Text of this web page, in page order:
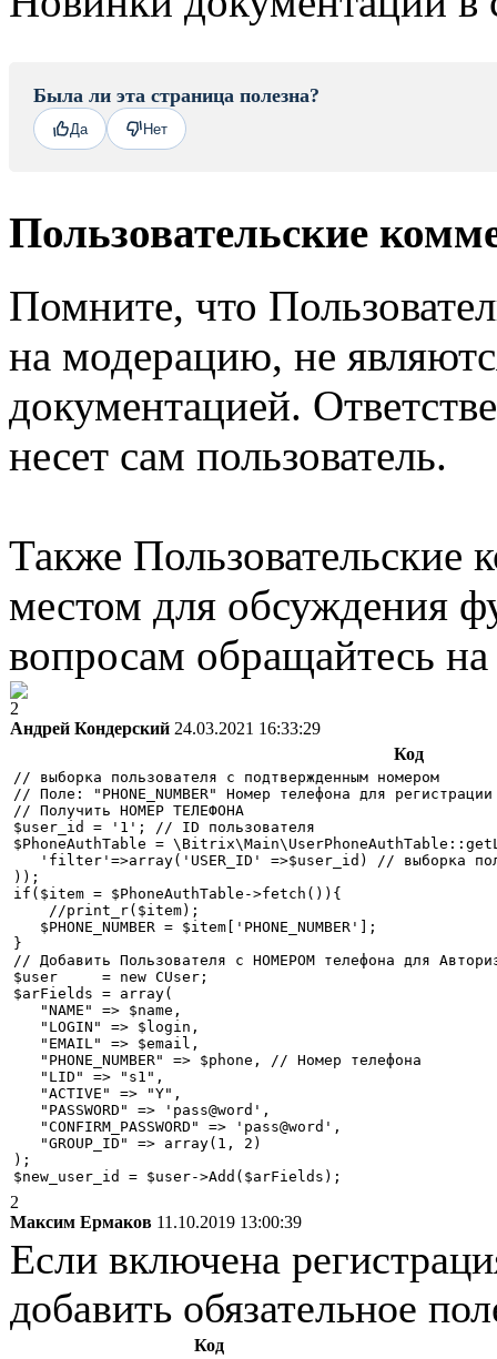
Была ли эта страница полезна?
Да Нет
Пользовательские
Помните, что
на модерацию, не
документацией.
несет сам пользователь.
Также Пользовательские
местом для обсуждения
вопросам обращайтесь
2
Андрей Кондерский 24.03.2021 16:33:29
Код
// выборка пользователя с подтвержденным номером
// Поле: "PHONE_NUMBER" Номер телефона для регистрации
// Получить НОМЕР ТЕЛЕФОНА
$user_id = '1'; // ID пользователя
$PhoneAuthTable =
'filter'=>array('USER_ID' =>$user_id) // выборка
));
if($item = $PhoneAuthTable->fetch()){
//print_r($item);
$PHONE_NUMBER = $item['PHONE_NUMBER'];
}
// Добавить Пользователя с НОМЕРОМ телефона для
$user     = new CUser;
$arFields = array(
"NAME" => $name,
"LOGIN" => $login,
"EMAIL" => $email,
"PHONE_NUMBER" => $phone, // Номер телефона
"LID" => "s1",
"ACTIVE" => "Y",
"PASSWORD" => 'pass@word',
"CONFIRM_PASSWORD" => 'pass@word',
"GROUP_ID" => array(1, 2)
);
$new_user_id = $user->Add($arFields);
2
Максим Ермаков 11.10.2019 13:00:39
Если включена
добавить обязательное
Код